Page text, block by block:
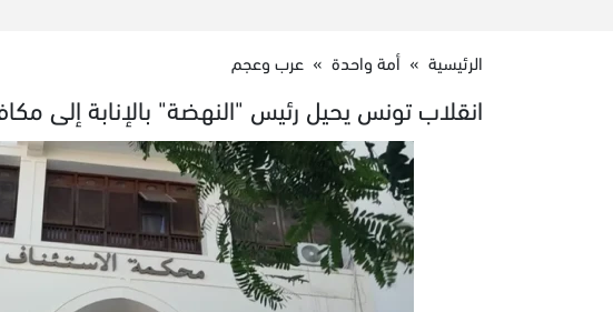
الرئيسية » أمة واحدة » عرب وعجم
انقلاب تونس يحيل رئيس "النهضة" بالإنابة إلى